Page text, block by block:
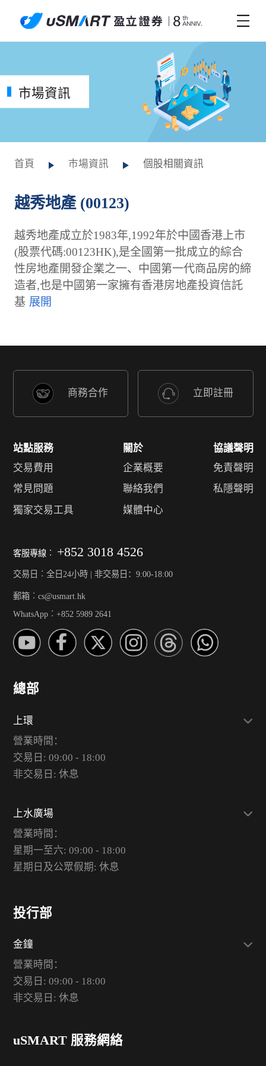
市場資訊
首頁 市場資訊 個股相關資訊
越秀地產 (00123)
越秀地產成立於1983年,1992年於中國香港上市
(股票代碼:00123HK),是全國第一批成立的綜合
性房地產開發企業之一、中國第一代商品房的締
造者,也是中國第一家擁有香港房地產投資信託
基
商務合作 立即註冊
站點服務
交易費用
常見問題
獨家交易工具
關於
企業概要
聯絡我們
媒體中心
協議聲明
免責聲明
私隱聲明
客服專線︰ +852 3018 4526
交易日︰全日24小時 | 非交易日：9:00-18:00
郵箱︰cs@usmart.hk
WhatsApp︰+852 5989 2641
總部
上環
營業時間：
交易日: 09:00 - 18:00
非交易日: 休息
上水廣場
營業時間：
星期一至六: 09:00 - 18:00
星期日及公眾假期: 休息
投行部
金鐘
營業時間：
交易日: 09:00 - 18:00
非交易日: 休息
uSMART 服務網絡